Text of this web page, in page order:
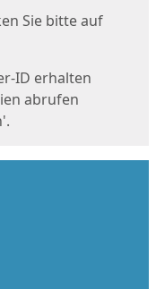
Sie bitte auf
ID erhalten
abrufen